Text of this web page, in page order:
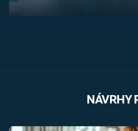
NÁVRHY